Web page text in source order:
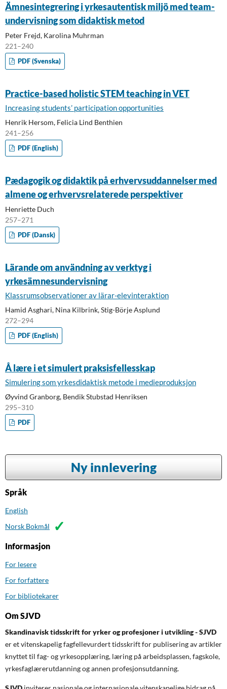
Ämnesintegrering i yrkesautentisk miljö med team-
undervisning som didaktisk metod
Peter Frejd, Karolina Muhrman
221–240
PDF (Svenska)
Practice-based holistic STEM teaching in VET
Increasing students’ participation opportunities
Henrik Hersom, Felicia Lind Benthien
241–256
PDF (English)
Pædagogik og didaktik på erhvervsuddannelser med
almene og erhvervsrelaterede perspektiver
Henriette Duch
257–271
PDF (Dansk)
Lärande om användning av verktyg i
yrkesämnesundervisning
Klassrumsobservationer av lärar-elevinteraktion
Hamid Asghari, Nina Kilbrink, Stig-Börje Asplund
272–294
PDF (English)
Å lære i et simulert praksisfellesskap
Simulering som yrkesdidaktisk metode i medieproduksjon
Øyvind Granborg, Bendik Stubstad Henriksen
295–310
PDF
Ny innlevering
Språk
English
Norsk Bokmål
Informasjon
For lesere
For forfattere
For bibliotekarer
Om SJVD
Skandinavisk tidsskrift for yrker og profesjoner i utvikling - SJVD
er et vitenskapelig fagfellevurdert tidsskrift for publisering av artikler
knyttet til fag- og yrkesopplæring, læring på arbeidsplassen, fagskole,
yrkesfaglærerutdanning og annen profesjonsutdanning.